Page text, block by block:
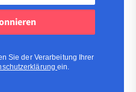
Sie der Verarbeitung Ihrer
ein.